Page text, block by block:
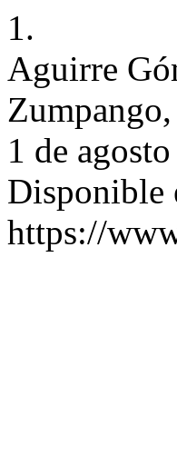
1.
Aguirre
1 de
Disponible
https://